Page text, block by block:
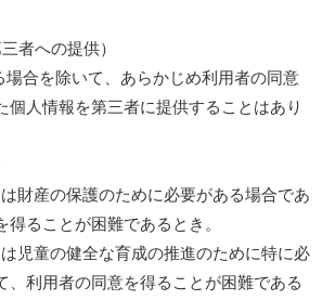
者への提供）
場合を除いて、あらかじめ利用者の同意
個人情報を第三者に提供することはあり
財産の保護のために必要がある場合であ
得ることが困難であるとき。
児童の健全な育成の推進のために特に必
、利用者の同意を得ることが困難である